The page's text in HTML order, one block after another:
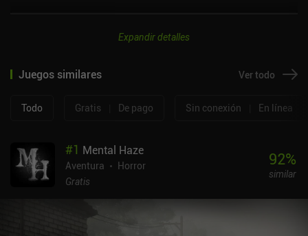
Expandir detalles
Juegos similares Ver todo
Todo Gratis De pago Sin conexión En línea
#1 Mental Haze
Aventura
Horror
Gratis
92%
similar